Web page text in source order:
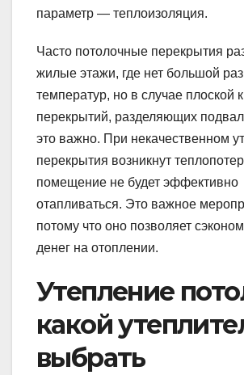
параметр — теплоизоляция.
Часто потолочные перекрытия
жилые этажи, где нет большой
температур, но в случае плоской
перекрытий, разделяющих
это важно. При некачественном
перекрытия возникнут
помещение не будет эффективно
отапливаться. Это важное
потому что оно позволяет
денег на отоплении.
Утепление
какой
выбрать